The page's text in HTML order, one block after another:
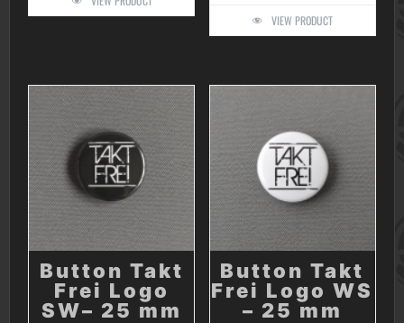
VIEW PRODUCT
Button Takt
Frei Logo
SW– 25 mm
Button Takt
Frei Logo WS
– 25 mm